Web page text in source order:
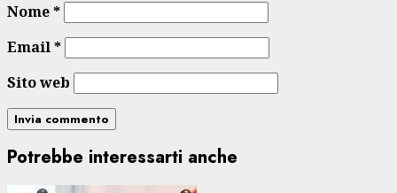
Nome*
Email*
Sito web
Potrebbe interessarti anche